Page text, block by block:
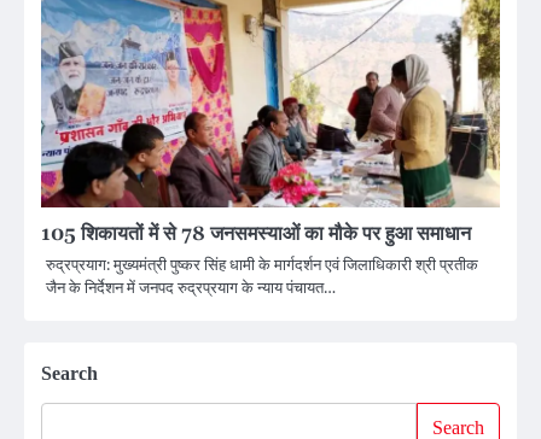
105 शिकायतों में से 78 जनसमस्याओं का मौके पर हुआ समाधान
रुद्रप्रयाग: मुख्यमंत्री पुष्कर सिंह धामी के मार्गदर्शन एवं जिलाधिकारी श्री प्रतीक
जैन के निर्देशन में जनपद रुद्रप्रयाग के न्याय पंचायत…
Search
Search